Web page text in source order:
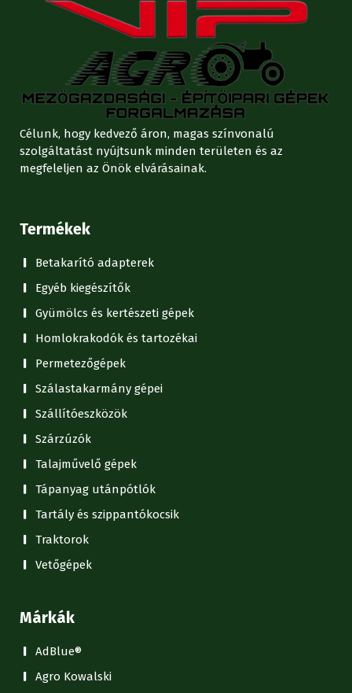
Célunk, hogy kedvező áron, magas színvonalú
szolgáltatást nyújtsunk minden területen és az
megfeleljen az Önök elvárásainak.
Termékek
Betakarító adapterek
Egyéb kiegészítők
Gyümölcs és kertészeti gépek
Homlokrakodók és tartozékai
Permetezőgépek
Szálastakarmány gépei
Szállítóeszközök
Szárzúzók
Talajművelő gépek
Tápanyag utánpótlók
Tartály és szippantókocsik
Traktorok
Vetőgépek
Márkák
AdBlue®
Agro Kowalski